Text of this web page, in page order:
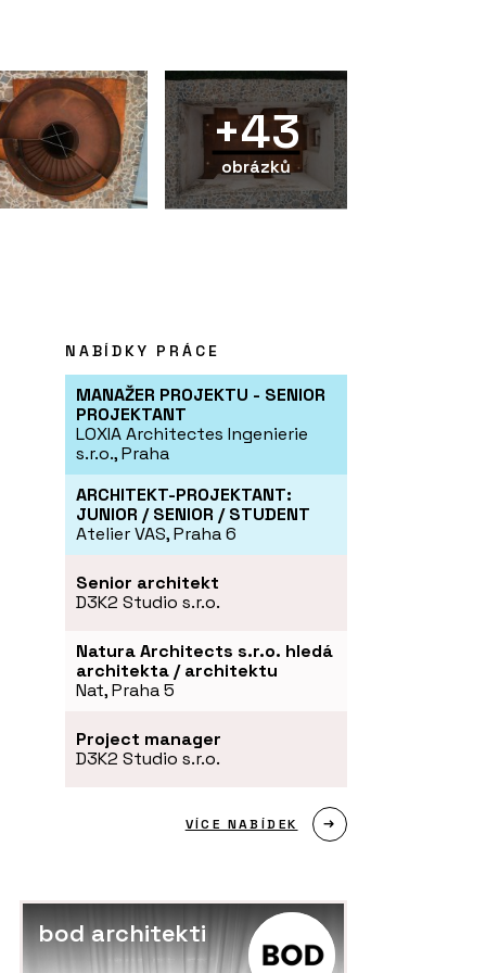
+43
obrázků
NABÍDKY PRÁCE
MANAŽER PROJEKTU - SENIOR
PROJEKTANT
LOXIA Architectes Ingenierie
s.r.o., Praha
ARCHITEKT-PROJEKTANT:
JUNIOR / SENIOR / STUDENT
Atelier VAS, Praha 6
Senior architekt
D3K2 Studio s.r.o.
Natura Architects s.r.o. hledá
architekta / architektu
Nat, Praha 5
Project manager
D3K2 Studio s.r.o.
VÍCE NABÍDEK
bod architekti